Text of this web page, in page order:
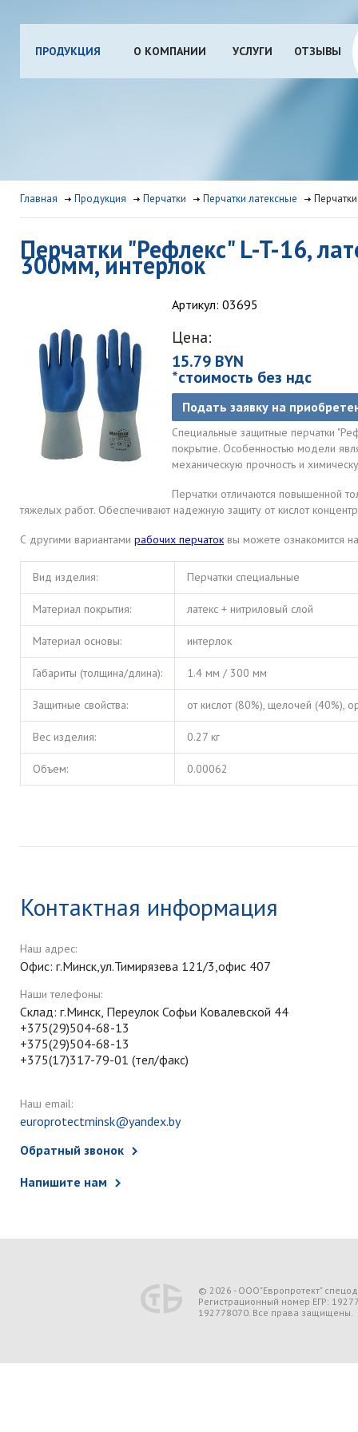
ПРОДУКЦИЯ О КОМПАНИИ УСЛУГИ ОТЗЫВЫ
Главная Продукция Перчатки Перчатки латексные
Перчатки "Рефлекс" L-T-16,
300мм, интерлок
Артикул: 03695
Цена:
15.79 BYN
*стоимость без ндс
Подать заявку на
Специальные защитные перчатки
покрытие. Особенностью модели
механическую прочность и
Перчатки отличаются повышенной
тяжелых работ. Обеспечивают надежную защиту от кислот
С другими вариантами рабочих перчаток вы можете ознакомится
Вид изделия: Перчатки специальные
Материал покрытия: латекс + нитриловый слой
Материал основы: интерлок
Габариты (толщина/длина): 1.4 мм / 300 мм
Защитные свойства: от кислот (80%), щелочей (40%),
Вес изделия: 0.27 кг
Объем: 0.00062
Контактная информация
Наш адрес:
Офис: г.Минск,ул.Тимирязева 121/3,офис 407
Наши телефоны:
Склад: г.Минск, Переулок Софьи Ковалевской 44
+375(29)504-68-13
+375(29)504-68-13
+375(17)317-79-01 (тел/факс)
Наш email:
europrotectminsk@yandex.by
Обратный звонок
Напишите нам
© 2026 - ООО"Европротект"
Регистрационный номер ЕГР:
192778070. Все права защищены.